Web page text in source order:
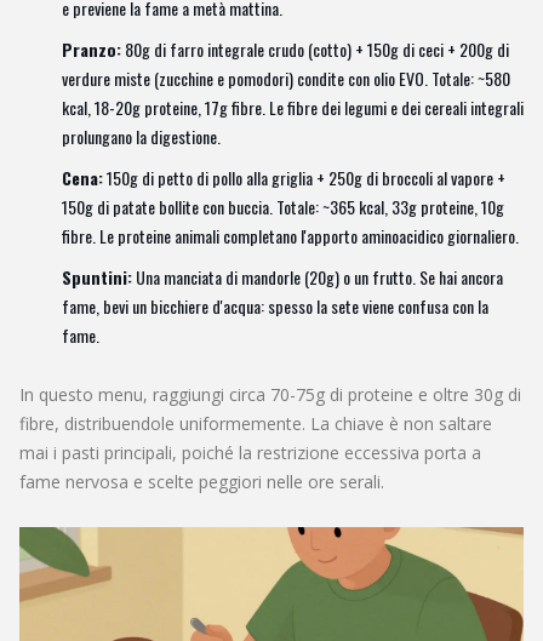
e previene la fame a metà mattina.
Pranzo:80g di farro integrale crudo (cotto) + 150g di ceci + 200g di
verdure miste (zucchine e pomodori) condite con olio EVO. Totale: ~580
kcal, 18-20g proteine, 17g fibre. Le fibre dei legumi e dei cereali integrali
prolungano la digestione.
Cena:150g di petto di pollo alla griglia + 250g di broccoli al vapore +
150g di patate bollite con buccia. Totale: ~365 kcal, 33g proteine, 10g
fibre. Le proteine animali completano l'apporto aminoacidico giornaliero.
Spuntini:Una manciata di mandorle (20g) o un frutto. Se hai ancora
fame, bevi un bicchiere d'acqua: spesso la sete viene confusa con la
fame.
In questo menu, raggiungi circa 70-75g di proteine e oltre 30g di
fibre, distribuendole uniformemente. La chiave è non saltare
mai i pasti principali, poiché la restrizione eccessiva porta a
fame nervosa e scelte peggiori nelle ore serali.